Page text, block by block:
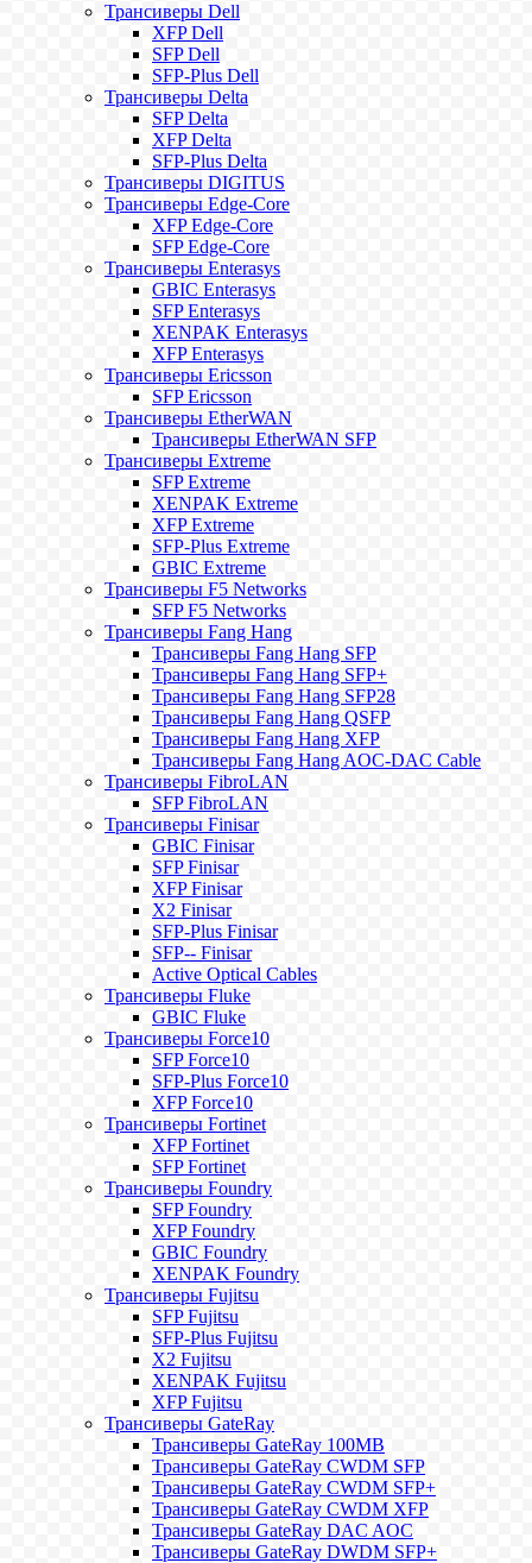
Трансиверы Dell
XFP Dell
SFP Dell
SFP-Plus Dell
Трансиверы Delta
SFP Delta
XFP Delta
SFP-Plus Delta
Трансиверы DIGITUS
Трансиверы Edge-Core
XFP Edge-Core
SFP Edge-Core
Трансиверы Enterasys
GBIC Enterasys
SFP Enterasys
XENPAK Enterasys
XFP Enterasys
Трансиверы Ericsson
SFP Ericsson
Трансиверы EtherWAN
Трансиверы EtherWAN SFP
Трансиверы Extreme
SFP Extreme
XENPAK Extreme
XFP Extreme
SFP-Plus Extreme
GBIC Extreme
Трансиверы F5 Networks
SFP F5 Networks
Трансиверы Fang Hang
Трансиверы Fang Hang SFP
Трансиверы Fang Hang SFP+
Трансиверы Fang Hang SFP28
Трансиверы Fang Hang QSFP
Трансиверы Fang Hang XFP
Трансиверы Fang Hang AOC-DAC Cable
Трансиверы FibroLAN
SFP FibroLAN
Трансиверы Finisar
GBIC Finisar
SFP Finisar
XFP Finisar
X2 Finisar
SFP-Plus Finisar
SFP-- Finisar
Active Optical Cables
Трансиверы Fluke
GBIC Fluke
Трансиверы Force10
SFP Force10
SFP-Plus Force10
XFP Force10
Трансиверы Fortinet
XFP Fortinet
SFP Fortinet
Трансиверы Foundry
SFP Foundry
XFP Foundry
GBIC Foundry
XENPAK Foundry
Трансиверы Fujitsu
SFP Fujitsu
SFP-Plus Fujitsu
X2 Fujitsu
XENPAK Fujitsu
XFP Fujitsu
Трансиверы GateRay
Трансиверы GateRay 100MB
Трансиверы GateRay CWDM SFP
Трансиверы GateRay CWDM SFP+
Трансиверы GateRay CWDM XFP
Трансиверы GateRay DAC AOC
Трансиверы GateRay DWDM SFP+